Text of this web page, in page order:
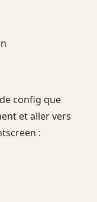
config que
et aller vers
: